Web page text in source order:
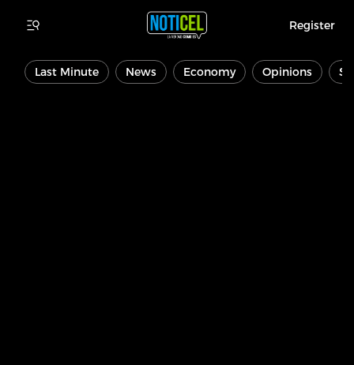
Register
Last Minute News Economy Opinions